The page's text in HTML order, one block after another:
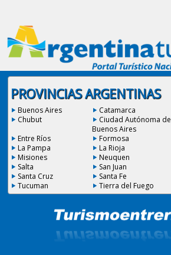
PROVINCIAS ARGENTINAS
Buenos Aires Catamarca
Chubut
Ciudad Autónoma de
Buenos Aires
Entre Ríos
Formosa
La Pampa
La Rioja
Misiones
Neuquen
Salta
San Juan
Santa Cruz
Santa Fe
Tucuman
Tierra del Fuego